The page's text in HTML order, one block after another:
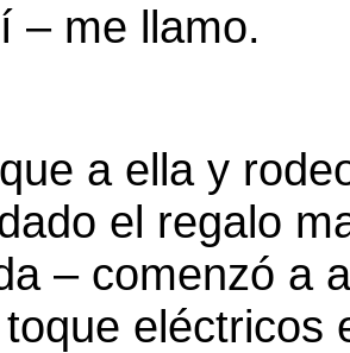
– me llamo.
a ella y
el regalo
– comenzó a
eléctricos